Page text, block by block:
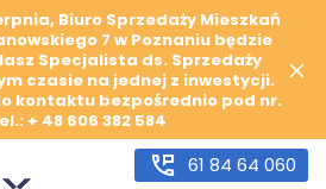
Biuro Sprzedaży Mieszkań
7 w Poznaniu będzie
Specjalista ds. Sprzedaży
czasie na jednej z inwestycji.
kontaktu bezpośrednio pod nr.
+ 48 606 382 584
61 84 64 060